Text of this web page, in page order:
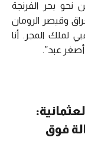
نحو بحر الفرنجة
وقيصر الرومان
لملك المجر. أنا
عبد”.
فوق